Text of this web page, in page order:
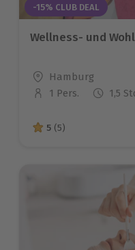
-15% CLUB DEAL
Wellness- und
Standort
Hamburg
Anzahl der
1 Pers. 1,5
5 von 5 Sternen
5 (5)